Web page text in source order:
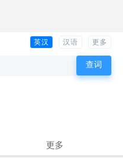
英汉 汉语 更多
更多